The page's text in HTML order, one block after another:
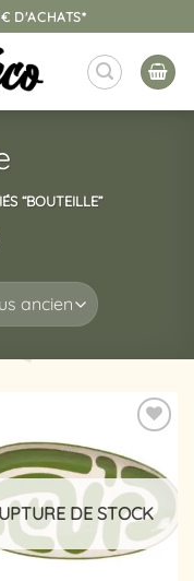
D'ACHATS*
“BOUTEILLE”
à la
liste
d’envies
DE STOCK